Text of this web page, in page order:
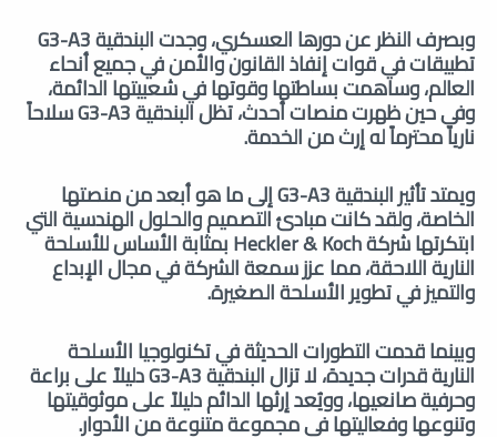
وبصرف النظر عن دورها العسكري، وجدت البندقية G3-A3
تطبيقات في قوات إنفاذ القانون والأمن في جميع أنحاء
العالم، وساهمت بساطتها وقوتها في شعبيتها الدائمة،
وفي حين ظهرت منصات أحدث، تظل البندقية G3-A3 سلاحاً
نارياً محترماً له إرث من الخدمة.
ويمتد تأثير البندقية G3-A3 إلى ما هو أبعد من منصتها
الخاصة، ولقد كانت مبادئ التصميم والحلول الهندسية التي
ابتكرتها شركة Heckler & Koch بمثابة الأساس للأسلحة
النارية اللاحقة، مما عزز سمعة الشركة في مجال الإبداع
والتميز في تطوير الأسلحة الصغيرة.
وبينما قدمت التطورات الحديثة في تكنولوجيا الأسلحة
النارية قدرات جديدة، لا تزال البندقية G3-A3 دليلاً على براعة
وحرفية صانعيها، وويُعد إرثها الدائم دليلاً على موثوقيتها
وتنوعها وفعاليتها في مجموعة متنوعة من الأدوار.